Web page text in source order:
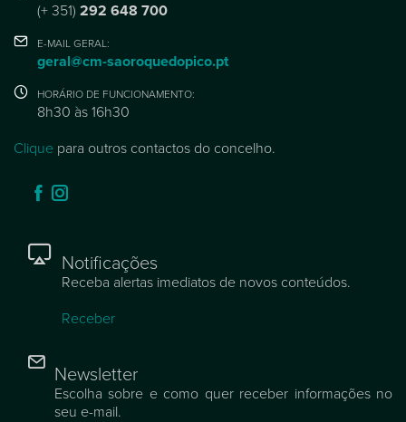
(+ 351) 292 648 700
E-MAIL GERAL:
geral@cm-saoroquedopico.pt
HORÁRIO DE FUNCIONAMENTO:
8h30 às 16h30
Clique para outros contactos do concelho.
Notificações
Receba alertas imediatos de novos conteúdos.
Receber
Newsletter
Escolha sobre e como quer receber informações no
seu e-mail.